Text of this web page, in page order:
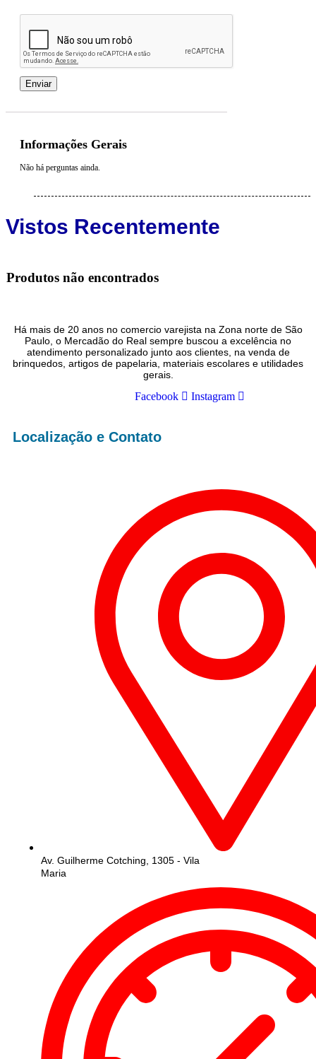
Informações Gerais
Não há perguntas ainda.
Vistos Recentemente
Produtos não encontrados
Há mais de 20 anos no comercio varejista na Zona norte de São
Paulo, o Mercadão do Real sempre buscou a excelência no
atendimento personalizado junto aos clientes, na venda de
brinquedos, artigos de papelaria, materiais escolares e utilidades
gerais.
Facebook Instagram
Localização e Contato
Av. Guilherme Cotching, 1305 - Vila
Maria